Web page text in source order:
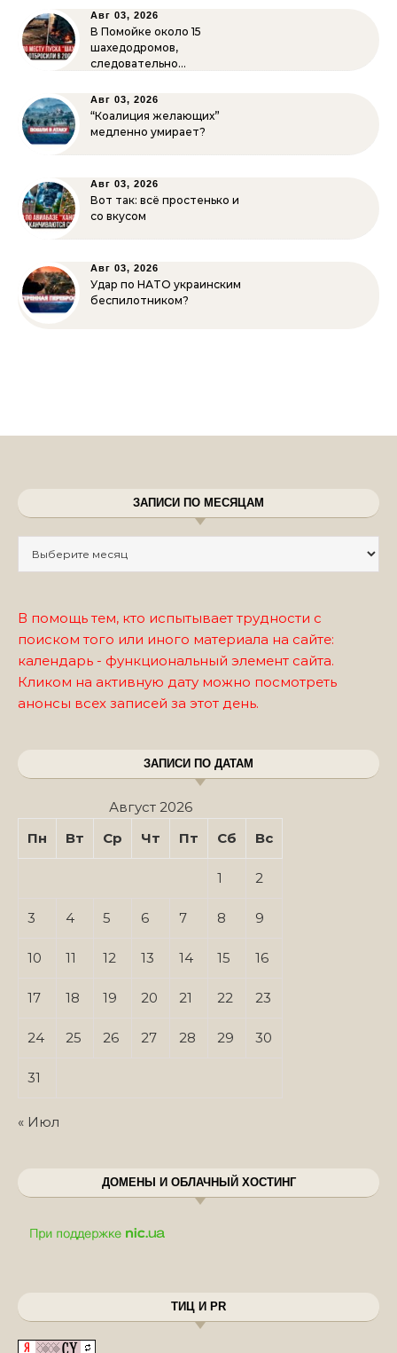
Авг 03, 2026
В Помойке около 15
шахедодромов,
следовательно…
Авг 03, 2026
“Коалиция желающих”
медленно умирает?
Авг 03, 2026
Вот так: всё простенько и
со вкусом
Авг 03, 2026
Удар по НАТО украинским
беспилотником?
ЗАПИСИ ПО МЕСЯЦАМ
В помощь тем, кто испытывает трудности с
поиском того или иного материала на сайте:
календарь - функциональный элемент сайта.
Кликом на активную дату можно посмотреть
анонсы всех записей за этот день.
ЗАПИСИ ПО ДАТАМ
Август 2026
Пн
Вт Ср Чт Пт Сб Вс
1 2
3 4 5 6 7 8 9
10 11 12 13 14 15 16
17 18 19 20 21 22 23
24 25 26 27 28 29 30
31
« Июл
ДОМЕНЫ И ОБЛАЧНЫЙ ХОСТИНГ
ТИЦ И PR